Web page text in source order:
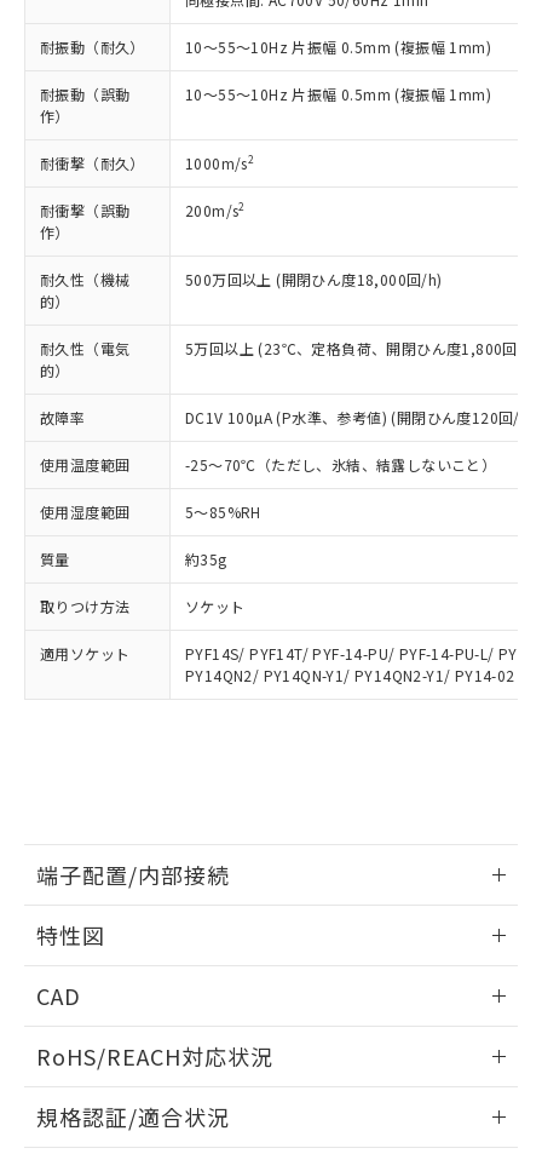
耐振動（耐久） 10～55～10Hz 片振幅 0.5mm (複振幅 1mm)
耐振動（誤動
作）
10～55～10Hz 片振幅 0.5mm (複振幅 1mm)
耐衝撃（耐久） 1000m/s2
耐衝撃（誤動
作）
200m/s2
耐久性（機械
的）
500万回以上 (開閉ひん度18,000回/h)
耐久性（電気
的）
5万回以上 (23℃、定格負荷、開閉ひん度1,800回/h)
故障率 DC1V 100µA (P水準、参考値) (開閉ひん度120回/
使用温度範囲 -25～70℃（ただし、氷結、結露しないこと）
使用湿度範囲 5～85%RH
質量 約35g
取りつけ方法 ソケット
適用ソケット
PYF14S/ PYF14T/ PYF-14-PU/ PYF-14-PU-L/
PY14QN2/ PY14QN-Y1/ PY14QN2-Y1/ PY14-02
端子配置/内部接続
端子配置/内部接続
特性図
開閉容量
CAD
ドすることができます。
RoHS/REACH対応状況
規格認証/適合状況
在庫状況および標準価格照会結果は、
記載している更新日時点での社内デー
タに基づき作成されるものであり、閲
覧された時点での実際の在庫および標
了承ください。
正式な納期状況および標準価格はお客
様のお取引先、またはお客様担当のオ
ムロン制御機器販売店・当社販売員に
オムロン制御機器販売店や当社販売拠
販売ネットワーク
」をご確認
ください。
在庫状況および標準価格結果を当社の
示しないようお願いします。
マイパーツ機能（部品リスト作成サー
ビス）をご利用いただくには、I-Web
メンバーズにご登録されている必要が
お客様が当ウェブサイト上で当社にご
登録された部品リストについて、当社
および当社の共同利用者が、当社の製
品・サービスに関するお客様との取
引・商談に必要な範囲で利用すること
をご了承ください。
※当社の共同利用者とは、 "個人情報
の共同利用に関して"
の「1.共同利
*EU RoHS指令（10物質）：
鉛(Pb) 1000ppm以下、 水銀(Hg) 1000ppm以下、 カド
ミウム(Cd) 100ppm以下、
六価クロム(Cr(Ⅵ)) 1000ppm以下、ポリ臭化ビフェニル
(PBDE) 1000ppm以下、フタル酸ビス(2-エチルヘキシ
ル) (DEHP)(別名：DOP) 1000ppm以下、フタル酸ブチ
（DBP） 1000ppm以下、フタル酸ジイソブチル
(DIBP) 1000ppm以下
適用除外項目は除く。
フタル酸エステル類の４物質については閾値を超える意
図的な使用がないことを確認しています。
※2 対応予定月
部品在庫の切り替え状況などにより、予定
月が前後することがあります。
※3 非含有証明書ダウンロード
下記の非含有証明書をダウンロードするこ
とができます。
EU RoHS指令（10物質）の非含有証明書
51物質の非含有証明書（当社基準）
荷製品に未対応品が混在することから備考
欄に対応日を記載しておりました。
既に当社にて対応品への在庫切替を完了
していることから、特段のことがない限
り、2022年1月12日より割愛しておりま
す。
い合わせください。
*中国RoHS10物質の基準値 (GB/T26572)：
Pb(鉛) :1000ppm、 Hg(水銀) : 1000ppm、 Cd(カドミウ
ル類) : 1000ppm、
DBP(フタル酸ジブチル) : 1000ppm、 DIBP(フタル酸ジ
イソブチル) : 1000ppm、 BBP(フタル酸ブチルベンジ
ル) : 1000ppm、
「ｅ」：有害物質（10物質）のすべてが基
「10」：通常の使用状況下において有害物
質が外部に漏えいし、環境に深刻な影響を
及ぼさない年数を意味します。
「－」：未確認です。当社販売部門へお問
い合わせください。
為替および外国貿易法に定める商品
または国外への提供する場合は、日本
国政府の輸出許可(または役務取引許
可)を取得するなどの必要な手続きを
とります。
当社は規制貨物を破棄する場合は、完
全に破砕するなど、違法に輸出されな
いよう必要な手段を講じます。
ル、化学兵器、生物兵器またはその他
武器並びにこれらの製造装置等に一切
当社は、貴社製品を第三者に販売する
場合は、上記1、2および3の内容を当
該第三者に通知します。また当社は、
販売先および販売に係わる関係者が違
法に輸出するおそれがある場合は、取
り引きをいたしません。
号
説明
一定数以上の在庫あり
△ 一定数には満たないが在庫あり
いては、お客様のお取引先、ま
機器販売店・当社販売員にご確
受注生産機種、また在庫状況の